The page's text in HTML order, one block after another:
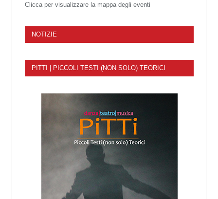
Clicca per visualizzare la mappa degli eventi
NOTIZIE
PITTI | PICCOLI TESTI (NON SOLO) TEORICI